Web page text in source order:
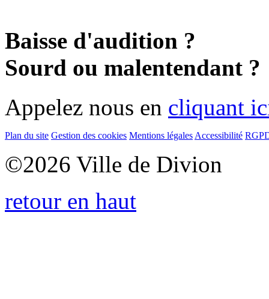
Baisse d'audition ?
Sourd ou malentendant ?
Appelez nous en cliquant
Plan du site Gestion des cookies Mentions légalesAccessibilité
©2026 Ville de Divion
retour en haut